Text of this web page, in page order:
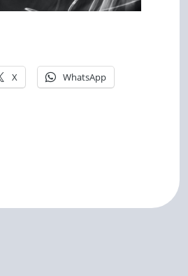
X WhatsApp